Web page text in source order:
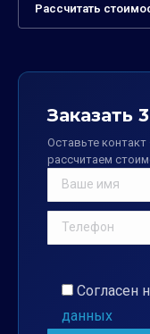
Рассчитать
Заказать
Оставьте
рассчитаем
Согласен
данных